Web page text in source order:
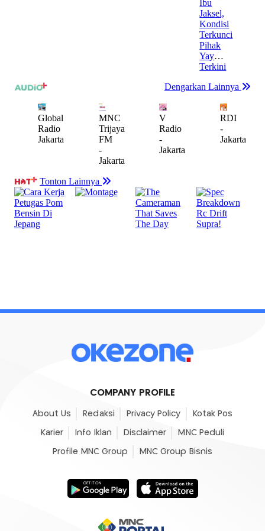
COMPANY PROFILE
About Us Redaksi Privacy Policy Kotak Pos
Karier Info Iklan Disclaimer MNC Peduli
Profile MNC Group MNC Group Bisnis